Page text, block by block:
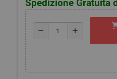
Spedizione Gratuita
remove add